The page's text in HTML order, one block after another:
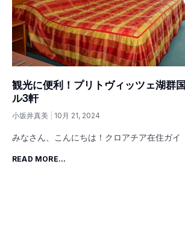
観光に便利！プリトヴィッツェ湖群
ル3軒
小坂井真美 10月 21, 2024
みなさん、こんにちは！クロアチア在住ガイ
READ MORE...